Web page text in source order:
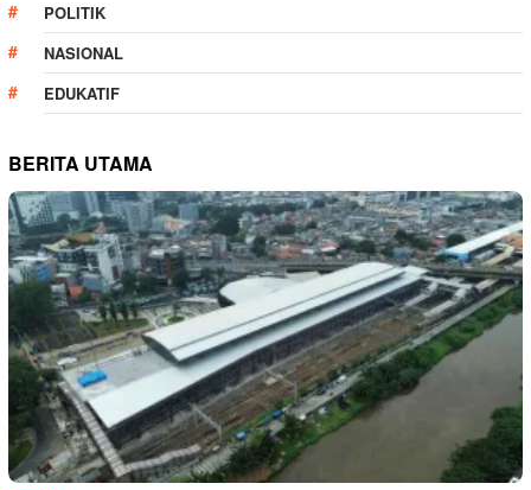
POLITIK
NASIONAL
EDUKATIF
BERITA UTAMA